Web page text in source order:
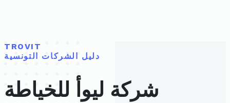
TROVIT
دليل الشركات التونسية
شركة ليوأ للخياطة